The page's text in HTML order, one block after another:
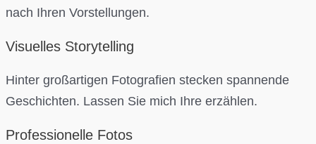
nach Ihren Vorstellungen.
Visuelles Storytelling
Hinter großartigen Fotografien stecken spannende
Geschichten. Lassen Sie mich Ihre erzählen.
Professionelle Fotos